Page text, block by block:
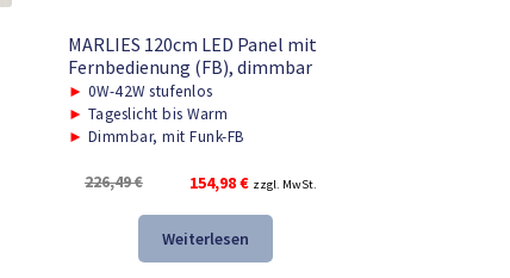
MARLIES 120cm LED Panel mit
Fernbedienung (FB), dimmbar
► 0W-42W stufenlos
► Tageslicht bis Warm
► Dimmbar, mit Funk-FB
226,49€
Ursprünglicher
war:
226,49 €
154,98€Aktueller
154,98 €.
zzgl. MwSt.
Weiterlesen